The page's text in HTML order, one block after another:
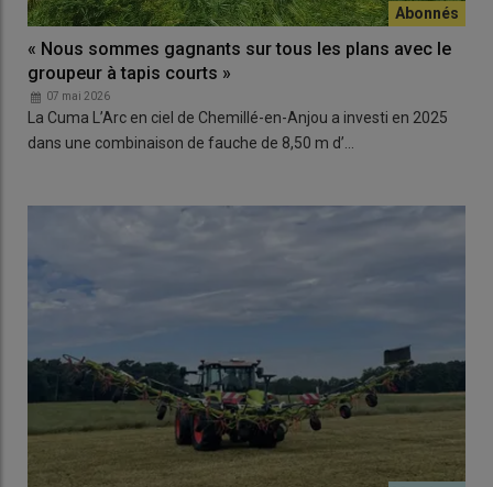
« Nous sommes gagnants sur tous les plans avec le
groupeur à tapis courts »
07 mai 2026
La Cuma L’Arc en ciel de Chemillé-en-Anjou a investi en 2025
dans une combinaison de fauche de 8,50 m d’…